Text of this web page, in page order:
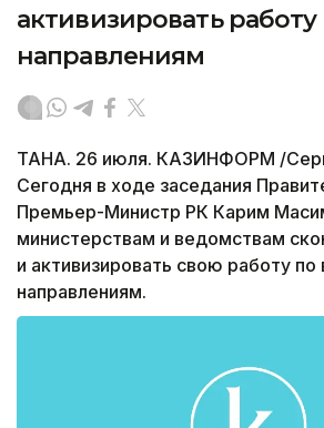
активизировать
направлениям
ТАНА. 26 июля. КАЗИНФОРМ /
Сегодня в ходе заседания
Премьер-Министр РК Карим
министерствам и ведомствам
и активизировать свою работу по
направлениям.